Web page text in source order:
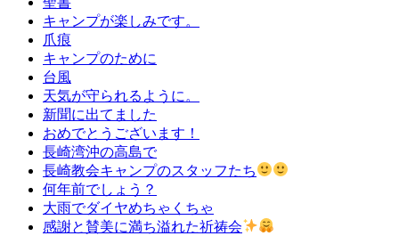
キャンプが楽しみです。
爪痕
キャンプのために
台風
天気が守られるように。
新聞に出てました
おめでとうございます！
長崎湾沖の高島で
長崎教会キャンプのスタッフたち
何年前でしょう？
大雨でダイヤめちゃくちゃ
感謝と賛美に満ち溢れた祈祷会